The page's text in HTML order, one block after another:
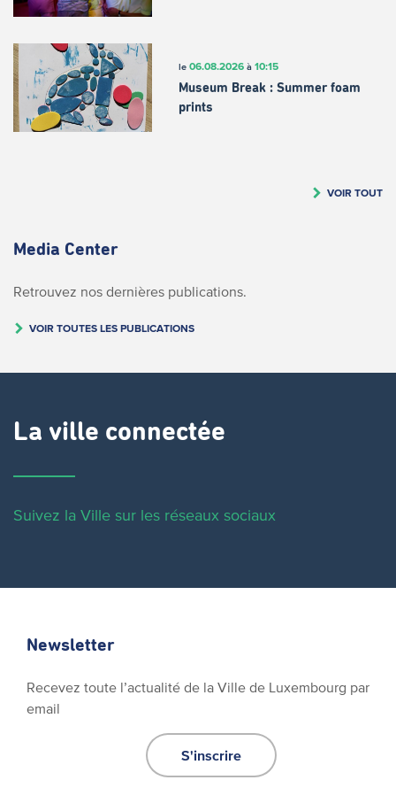
le 06.08.2026à 10:15
Museum Break : Summer foam
prints
VOIR TOUT
Media Center
Retrouvez nos dernières publications.
VOIR TOUTES LES PUBLICATIONS
La ville connectée
Suivez la Ville sur les réseaux sociaux
Newsletter
Recevez toute l’actualité de la Ville de Luxembourg par
email
S'inscrire